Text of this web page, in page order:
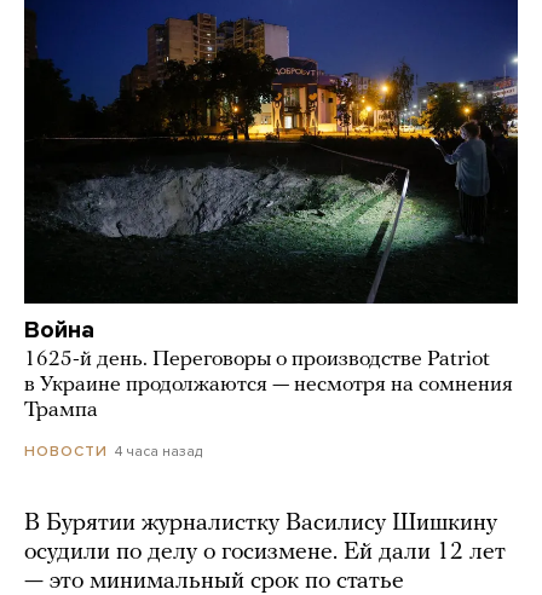
Война
1625-й день. Переговоры о производстве Patriot
в Украине продолжаются — несмотря на сомнения
Трампа
НОВОСТИ 4 часа назад
В Бурятии журналистку Василису Шишкину
осудили по делу о госизмене. Ей дали 12 лет
— это минимальный срок по статье